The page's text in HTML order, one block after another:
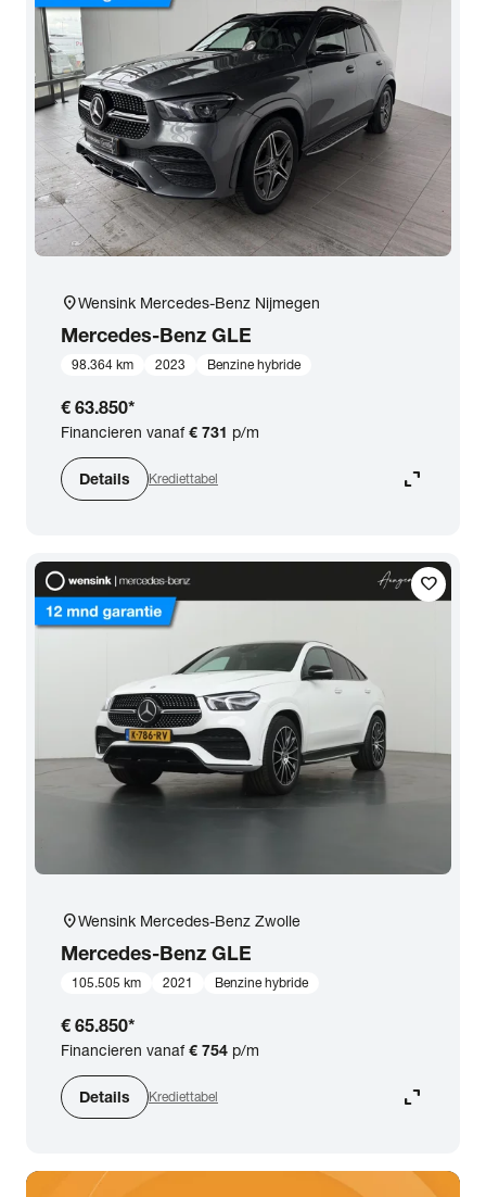
location_onWensink Mercedes-Benz Nijmegen
Mercedes-Benz GLE
98.364 km 2023 Benzine hybride
€ 63.850*
Financieren vanaf€ 731 p/m
Details Krediettabel expand_content
favorite
location_onWensink Mercedes-Benz Zwolle
Mercedes-Benz GLE
105.505 km 2021 Benzine hybride
€ 65.850*
Financieren vanaf€ 754 p/m
Details Krediettabel expand_content